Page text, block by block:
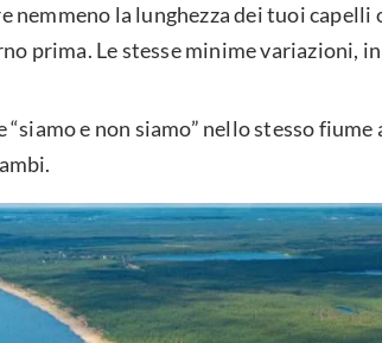
nemmeno la lunghezza dei tuoi
prima. Le stesse minime variazioni,
“siamo e non siamo” nello stesso